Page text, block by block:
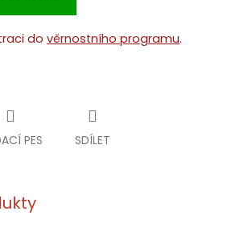
do věrnostního programu.
PES SDÍLET